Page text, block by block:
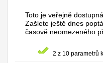
Toto je veřejně
Zašlete ještě dnes
časově neomezeného
2 z 10 parametrů